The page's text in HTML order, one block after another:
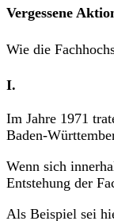
Vergessene
Wie die
I.
Im Jahre 1971
Baden-
Wenn sich
Entstehung der
Als Beispiel sei